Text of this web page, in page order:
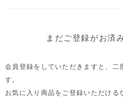
まだご登録がお済
会員登録をしていただきますと、二
す。
お気に入り商品をご登録いただける